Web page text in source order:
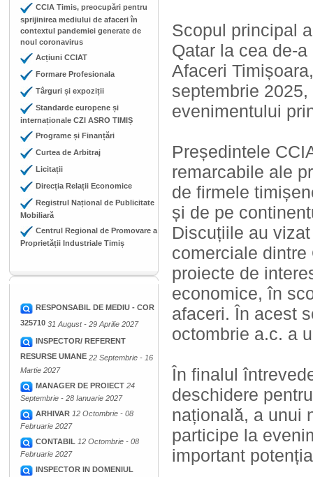
CCIA Timis, preocupări pentru
sprijinirea mediului de afaceri în
contextul pandemiei generate de
noul coronavirus
Acțiuni CCIAT
Formare Profesionala
Târguri și expoziții
Standarde europene și
internaționale CZI ASRO TIMIȘ
Programe și Finanțări
Curtea de Arbitraj
Licitații
Direcția Relații Economice
Registrul Național de Publicitate
Mobiliară
Centrul Regional de Promovare a
Proprietății Industriale Timiș
RESPONSABIL DE MEDIU - COR
325710 31 August - 29 Aprilie 2027
INSPECTOR/ REFERENT
RESURSE UMANE 22 Septembrie - 16
Martie 2027
MANAGER DE PROIECT 24
Septembrie - 28 Ianuarie 2027
ARHIVAR 12 Octombrie - 08
Februarie 2027
CONTABIL 12 Octombrie - 08
Februarie 2027
INSPECTOR IN DOMENIUL
Scopul principal
Qatar la cea de-
Afaceri
septembrie
evenimentului
Președintele
remarcabile ale
de firmele
și de pe
Discuțiile au
comerciale
proiecte de
economice, în
afaceri. În acest
octombrie a.c. a
În finalul
deschidere
națională, a unui
participe la
important